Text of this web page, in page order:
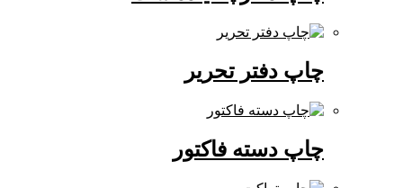
چاپ دفتر تحریر
چاپ دسته فاکتور